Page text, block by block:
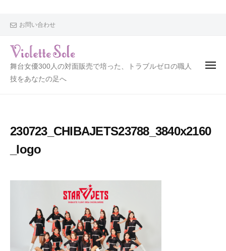
お問い合わせ
V
i
t
S
舞台女優300人の対面販売で培った、トラブルゼロの職人
技をあなたの足へ
230723_CHIBAJETS23788_3840x2160
_logo
o
e
t
e
e